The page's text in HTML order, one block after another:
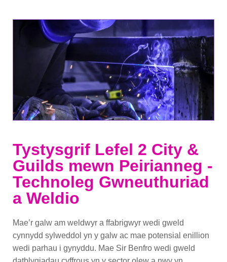
Tystysgrif Lefel 2 City &
Guilds mewn Peirianneg -
Technoleg Gwneuthuriad
a Weldio
Mae’r galw am weldwyr a ffabrigwyr wedi gweld
cynnydd sylweddol yn y galw ac mae potensial enillion
wedi parhau i gynyddu. Mae Sir Benfro wedi gweld